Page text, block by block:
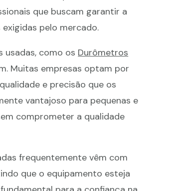
que buscam garantir a
pelo mercado.
usadas, como os Durômetros
Muitas empresas optam por
e precisão que os
vantajoso para pequenas e
comprometer a qualidade
frequentemente vêm com
que o equipamento esteja